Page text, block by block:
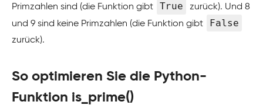
Primzahlen sind (die Funktion gibt
True
zurück). Und 8
und 9 sind keine Primzahlen (die Funktion gibt
False
zurück).
So optimieren Sie die Python-
Funktion is_prime()